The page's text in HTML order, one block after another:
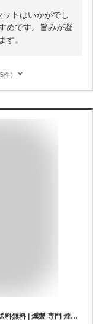
トはいかがでし
めです。旨みが凝
す。
）
おつまみ ギフト 日本酒 セット 燻しせせり 送料無料 | 燻製 専門 煙神 チーズ せせり たくあん プレゼント グルメ お取り寄せ 詰め合わせ 父の日 母の日 誕生日 結婚祝い 内祝い お返し 贈答 バー 酒 ワイン ウイスキー 家飲み つまみ 高級 健康 甘くない